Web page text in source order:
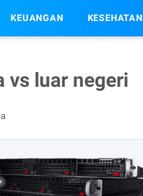
KEUANGAN KESEHATAN
vs luar negeri